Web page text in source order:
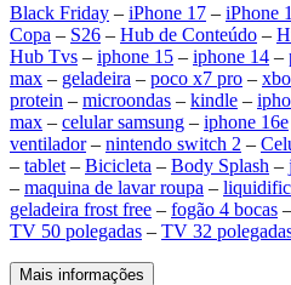
Black Friday – iPhone 17 – iPhone
Copa – S26 – Hub de Conteúdo –
Hub Tvs – iphone 15 – iphone 14 –
max – geladeira – poco x7 pro –
protein – microondas – kindle –
max – celular samsung – iphone 16e
ventilador– nintendo switch 2 –
– tablet – Bicicleta – Body Splash –
– maquina de lavar roupa –
geladeira frost free – fogão 4 bocas –
TV 50 polegadas – TV 32
Mais informações